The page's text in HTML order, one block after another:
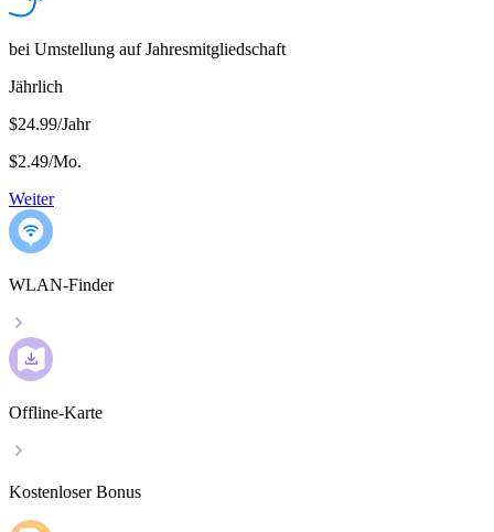
bei Umstellung auf Jahresmitgliedschaft
Jährlich
$24.99/Jahr
$2.49/Mo.
Weiter
WLAN-Finder
Offline-Karte
Kostenloser Bonus